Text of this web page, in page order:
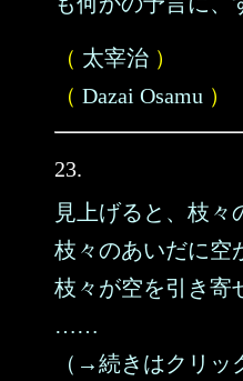
（ 太宰治 ）
（ Dazai Osamu ）
23.
見上げると、枝々
枝々のあいだに空
枝々が空を引き寄
……
（→続きはクリッ